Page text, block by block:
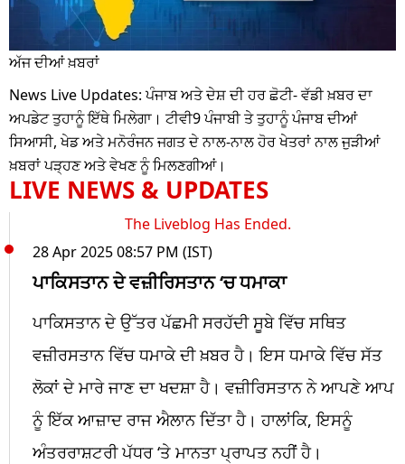
ਅੱਜ ਦੀਆਂ ਖ਼ਬਰਾਂ
News Live Updates: ਪੰਜਾਬ ਅਤੇ ਦੇਸ਼ ਦੀ ਹਰ ਛੋਟੀ- ਵੱਡੀ ਖ਼ਬਰ ਦਾ
ਅਪਡੇਟ ਤੁਹਾਨੂੰ ਇੱਥੇ ਮਿਲੇਗਾ। ਟੀਵੀ9 ਪੰਜਾਬੀ ਤੇ ਤੁਹਾਨੂੰ ਪੰਜਾਬ ਦੀਆਂ
ਸਿਆਸੀ, ਖੇਡ ਅਤੇ ਮਨੋਰੰਜਨ ਜਗਤ ਦੇ ਨਾਲ-ਨਾਲ ਹੋਰ ਖੇਤਰਾਂ ਨਾਲ ਜੁੜੀਆਂ
ਖ਼ਬਰਾਂ ਪੜ੍ਹਣ ਅਤੇ ਵੇਖਣ ਨੂੰ ਮਿਲਣਗੀਆਂ।
LIVE NEWS & UPDATES
The Liveblog Has Ended.
28 Apr 2025 08:57 PM (IST)
ਪਾਕਿਸਤਾਨ ਦੇ ਵਜ਼ੀਰਿਸਤਾਨ ‘ਚ ਧਮਾਕਾ
ਪਾਕਿਸਤਾਨ ਦੇ ਉੱਤਰ ਪੱਛਮੀ ਸਰਹੱਦੀ ਸੂਬੇ ਵਿੱਚ ਸਥਿਤ
ਵਜ਼ੀਰਸਤਾਨ ਵਿੱਚ ਧਮਾਕੇ ਦੀ ਖ਼ਬਰ ਹੈ। ਇਸ ਧਮਾਕੇ ਵਿੱਚ ਸੱਤ
ਲੋਕਾਂ ਦੇ ਮਾਰੇ ਜਾਣ ਦਾ ਖਦਸ਼ਾ ਹੈ। ਵਜ਼ੀਰਿਸਤਾਨ ਨੇ ਆਪਣੇ ਆਪ
ਨੂੰ ਇੱਕ ਆਜ਼ਾਦ ਰਾਜ ਐਲਾਨ ਦਿੱਤਾ ਹੈ। ਹਾਲਾਂਕਿ, ਇਸਨੂੰ
ਅੰਤਰਰਾਸ਼ਟਰੀ ਪੱਧਰ ‘ਤੇ ਮਾਨਤਾ ਪ੍ਰਾਪਤ ਨਹੀਂ ਹੈ।